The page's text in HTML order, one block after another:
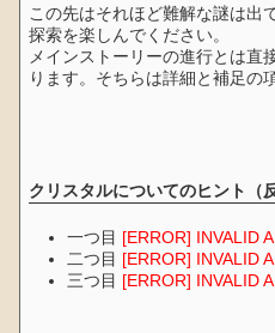
この先はそれほど難解な謎は出
探索を楽しんでください。
メインストーリーの進行とは直
ります。そちらは詳細と補足の
クリスタルについてのヒント（
一つ目 [ERROR] INVALID
二つ目 [ERROR] INVALID
三つ目 [ERROR] INVALID